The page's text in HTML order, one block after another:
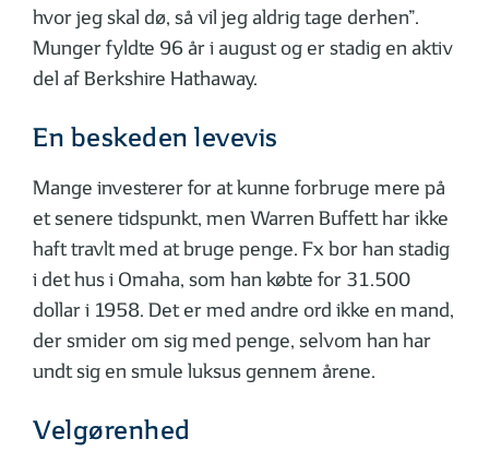
hvor jeg skal dø, så vil jeg aldrig tage derhen”.
Munger fyldte 96 år i august og er stadig en aktiv
del af Berkshire Hathaway.
En beskeden levevis
Mange investerer for at kunne forbruge mere på
et senere tidspunkt, men Warren Buffett har ikke
haft travlt med at bruge penge. Fx bor han stadig
i det hus i Omaha, som han købte for 31.500
dollar i 1958. Det er med andre ord ikke en mand,
der smider om sig med penge, selvom han har
undt sig en smule luksus gennem årene.
Velgørenhed